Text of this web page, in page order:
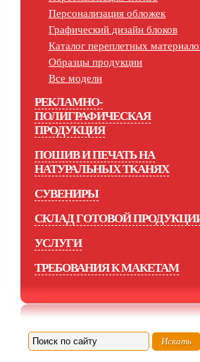
Персонализация обложек
Графический дизайн блоков
Каталог переплетных
Образцы продукции
Все модели
РЕКЛАМНО-
ПОЛИГРАФИЧЕСКАЯ
ПРОДУКЦИЯ
ПОШИВ И ПЕЧАТЬ НА
НАТУРАЛЬНЫХ ТКАНЯХ
СУВЕНИРЫ
СКЛАД ГОТОВОЙ
УСЛУГИ
ТРЕБОВАНИЯ К МАКЕТАМ